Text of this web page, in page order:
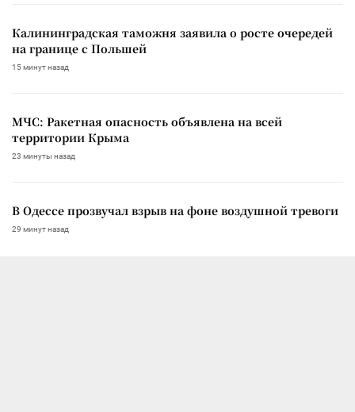
Калининградская таможня заявила о росте очередей
на границе с Польшей
15 минут назад
МЧС: Ракетная опасность объявлена на всей
территории Крыма
23 минуты назад
В Одессе прозвучал взрыв на фоне воздушной тревоги
29 минут назад